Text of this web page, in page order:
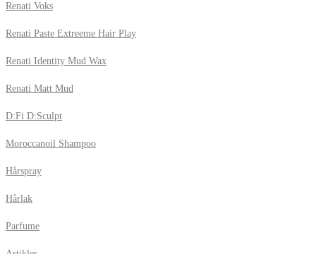
Renati Voks
Renati Paste Extreeme Hair Play
Renati Identity Mud Wax
Renati Matt Mud
D:Fi D:Sculpt
Moroccanoil Shampoo
Hårspray
Hårlak
Parfume